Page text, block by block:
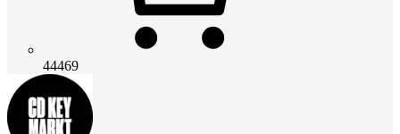
44469